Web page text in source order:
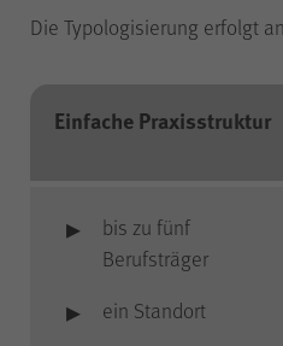
Die Typologisierung erfolgt
Einfache Praxisstruktur
bis zu fünf
Berufsträger
ein Standort
Laufzeit
Zweck